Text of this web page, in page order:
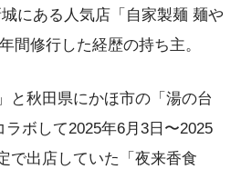
にある人気店「自家製麺 麺や
間修行した経歴の持ち主。
と秋田県にかほ市の「湯の台
ボして2025年6月3日〜2025
で出店していた「夜来香食